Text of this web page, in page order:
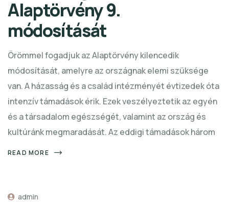
Alaptörvény 9.
módosítását
Örömmel fogadjuk az Alaptörvény kilencedik
módosítását, amelyre az országnak elemi szüksége
van. A házasság és a család intézményét évtizedek óta
intenzív támadások érik. Ezek veszélyeztetik az egyén
és a társadalom egészségét, valamint az ország és
kultúránk megmaradását. Az eddigi támadások három
READ MORE
admin